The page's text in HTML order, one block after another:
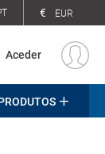
€ EUR
Aceder